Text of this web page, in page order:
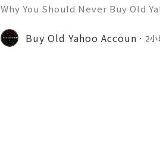
Why You Should Never Buy Old
onal communication, business
ccount recovery. Because of
Buy Old Yahoo Accoun 2